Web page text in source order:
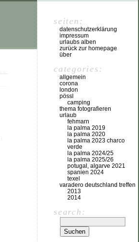
seiten:
datenschutzerklärung
impressum
urlaubs alben
zurück zur homepage
über
categories:
allgemein
corona
london
pössl
camping
thema fotografieren
urlaub
fehmarn
la palma 2019
la palma 2020
la palma 2023 charco
verde
la palma 2024/25
la palma 2025/26
potugal, algarve 2021
spanien 2024
texel
varadero deutschland treffen
2013
2014
search: